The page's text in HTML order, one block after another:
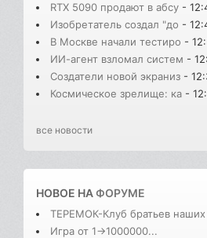
RTX 5090 продают в абсу -
Изобретатель создал "до -
В Москве начали тестиро -
ИИ-агент взломал систем -
Cоздатели новой экраниз -
Космическое зрелище: ка -
все новости
НОВОЕ НАФОРУМЕ
ТЕРЕМОК-Клуб братьев наших
Игра от 1->1000000...